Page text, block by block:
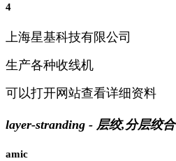
4
上海星基科技有限公司
生产各种收线机
可以打开网站查看详细资料
layer-stranding - 层绞,分层绞合
amic